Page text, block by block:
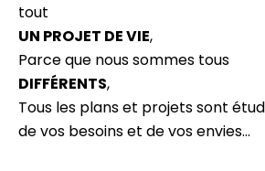
tout
UN PROJET DE VIE,
Parce que nous sommes tous
DIFFÉRENTS,
Tous les plans et projets sont
de vos besoins et de vos envies…